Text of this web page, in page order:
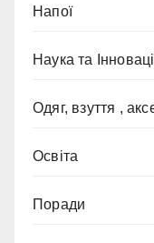
Напої
Наука та
Одяг, взуття ,
Освіта
Поради